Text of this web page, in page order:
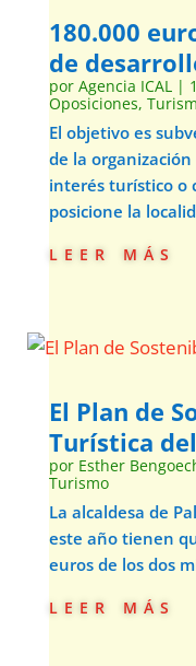
180.000
de
por Agencia ICAL|
Oposiciones,
El objetivo es
de la
interés turístico o
posicione la
leer más
El Plan de
Turística
por Esther
Turismo
La alcaldesa de
este año tienen
euros de los dos
leer más